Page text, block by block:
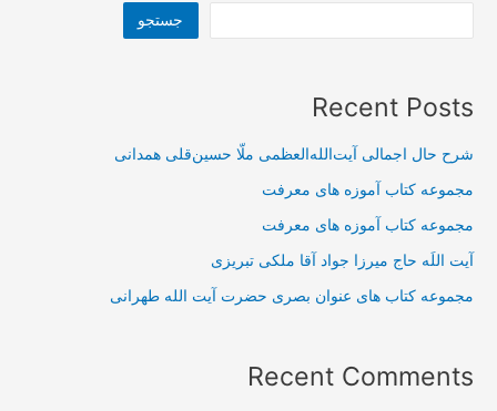
جستجو
Recent Posts
شرح حال اجمالی آیت‌الله‌العظمی ملّا حسین‌قلی همدانی
مجموعه کتاب آموزه های معرفت
مجموعه کتاب آموزه های معرفت
آیت اللَه حاج میرزا جواد آقا ملکی تبریزی
مجموعه کتاب های عنوان بصری حضرت آیت الله طهرانی
Recent Comments